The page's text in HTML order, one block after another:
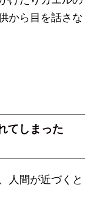
から目を話さな
てしまった
人間が近づくと